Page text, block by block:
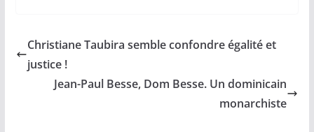
Christiane Taubira semble confondre égalité et
justice !
Jean-Paul Besse, Dom Besse. Un dominicain
monarchiste